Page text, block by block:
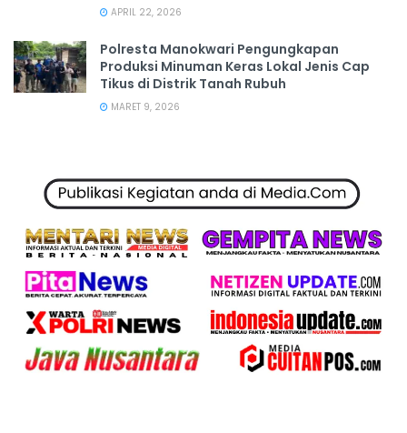
APRIL 22, 2026
Polresta Manokwari Pengungkapan
Produksi Minuman Keras Lokal Jenis Cap
Tikus di Distrik Tanah Rubuh
MARET 9, 2026